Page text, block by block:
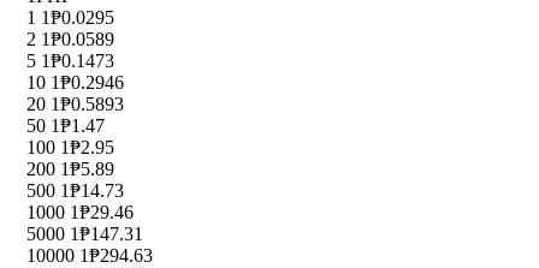
1 1₱0.0295
2 1₱0.0589
5 1₱0.1473
10 1₱0.2946
20 1₱0.5893
50 1₱1.47
100 1₱2.95
200 1₱5.89
500 1₱14.73
1000 1₱29.46
5000 1₱147.31
10000 1₱294.63